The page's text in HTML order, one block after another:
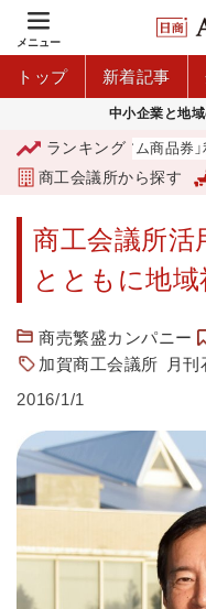
メニュー
トップ 新着記事
中小企業と地域
ランキング
森市プレミアム商品券」利用
商工会議所から探す
商工会議所活
とともに地
商売繁盛カンパニー
加賀商工会議所
月
2016/1/1